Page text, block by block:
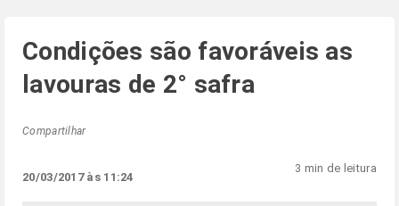
Condições são favoráveis as
lavouras de 2° safra
Compartilhar
20/03/2017 às 11:24
3 min de leitura